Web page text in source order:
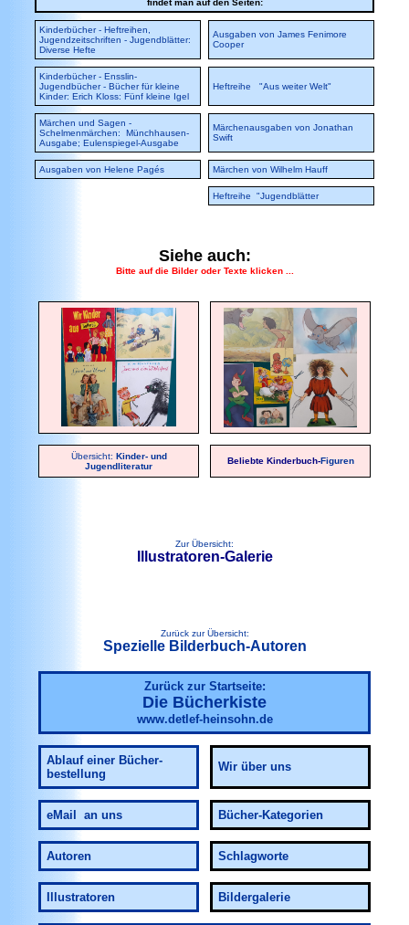
findet man auf den Seiten:
Kinderbücher - Heftreihen,
Jugendzeitschriften - Jugendblätter:
Diverse Hefte
Ausgaben von James Fenimore
Cooper
Kinderbücher - Ensslin-
Jugendbücher - Bücher für kleine
Kinder: Erich Kloss: Fünf kleine Igel
Heftreihe "Aus weiter Welt"
Märchen und Sagen -
Schelmenmärchen: Münchhausen-
Ausgabe; Eulenspiegel-Ausgabe
Märchenausgaben von Jonathan
Swift
Ausgaben von Helene Pagés Märchen von Wilhelm Hauff
Heftreihe "Jugendblätter
Siehe auch:
Bitte auf die Bilder oder Texte klicken ...
Übersicht: Kinder- und
Jugendliteratur
Beliebte Kinderbuch-Figuren
Zur Übersicht:
Illustratoren-Galerie
Zurück zur Übersicht:
Spezielle Bilderbuch-Autoren
Zurück zur Startseite:
Die Bücherkiste
www.detlef-heinsohn.de
Ablauf einer Bücher-
bestellung
Wir über uns
eMail an uns Bücher-Kategorien
Autoren Schlagworte
Illustratoren Bildergalerie